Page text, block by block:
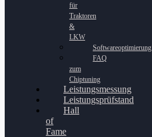
für
Traktoren
&
LKW
Softwareoptimierung
FAQ
zum
Chiptuning
Leistungsmessung
Leistungsprüfstand
Hall
of
Fame